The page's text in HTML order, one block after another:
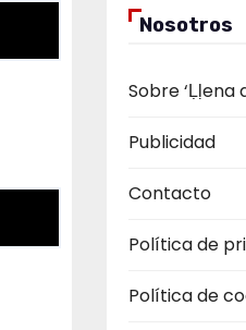
Nosotros
Sobre ‘Ḷḷena
Publicidad
Contacto
Política de
Política de